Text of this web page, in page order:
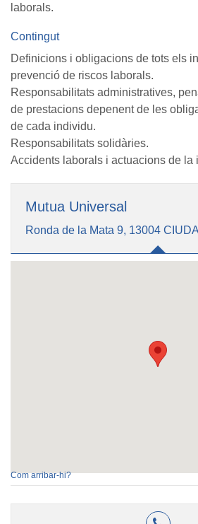
laborals.
Contingut
Definicions i obligacions de tots els
prevenció de riscos laborals.
Responsabilitats administratives,
de prestacions depenent de les
de cada individu.
Responsabilitats solidàries.
Accidents laborals i actuacions de la
Mutua Universal
Ronda de la Mata 9, 13004
Com arribar-hi?